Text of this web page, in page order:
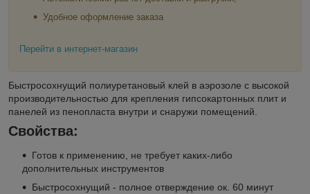
Удобное оформление заказа
Перейти в интернет-магазин
Быстросохнущий полиуретановый клей в аэрозоле с высокой
производительностью для крепления гипсокартонных плит и
панелей из пенопласта внутри и снаружи помещений.
Свойства:
Готов к применению, не требует каких-либо
дополнительных инструментов
Быстросохнущий - полное отверждение ок. 60 минут